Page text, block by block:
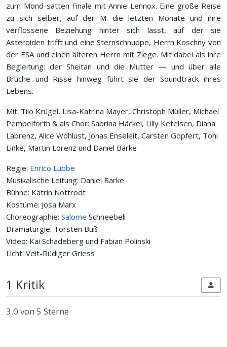
zum Mond-satten Finale mit Annie Lennox. Eine große Reise
zu sich selber, auf der M. die letzten Monate und ihre
verflossene Beziehung hinter sich lässt, auf der sie
Asteroiden trifft und eine Sternschnuppe, Herrn Koschny von
der ESA und einen älteren Herrn mit Ziege. Mit dabei als ihre
Begleitung: der Sheitan und die Mutter — und über alle
Brüche und Risse hinweg führt sie der Soundtrack ihres
Lebens.
Mit: Tilo Krügel, Lisa-Katrina Mayer, Christoph Müller, Michael
Pempelforth & als Chor: Sabrina Häckel, Lilly Ketelsen, Diana
Labrenz, Alice Wohlust, Jonas Enseleit, Carsten Göpfert, Toni
Linke, Martin Lorenz und Daniel Barke
Regie: Enrico Lübbe
Musikalische Leitung: Daniel Barke
Bühne: Katrin Nottrodt
Kostüme: Josa Marx
Choreographie: Salome Schneebeli
Dramaturgie: Torsten Buß
Video: Kai Schadeberg und Fabian Polinski
Licht: Veit-Rüdiger Griess
1 Kritik
3.0 von 5 Sterne